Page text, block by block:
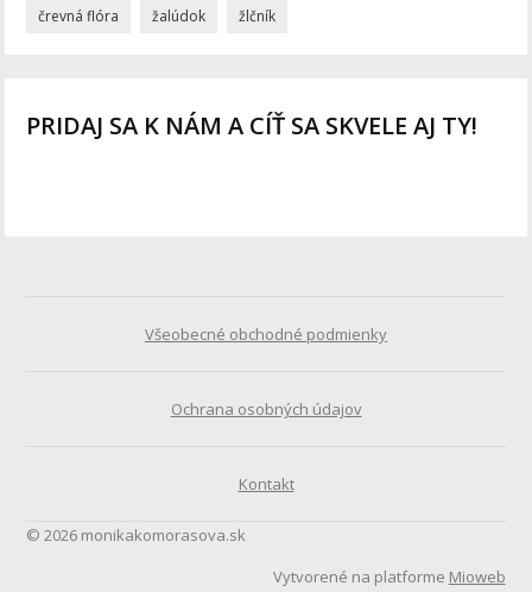
črevná flóra žalúdok žlčník
PRIDAJ SA K NÁM A CÍŤ SA SKVELE AJ TY!
Všeobecné obchodné podmienky
Ochrana osobných údajov
Kontakt
© 2026 monikakomorasova.sk
Vytvorené na platforme Mioweb